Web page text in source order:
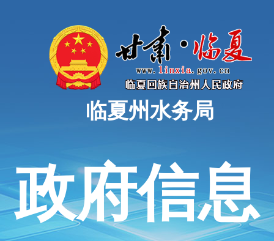
临夏州水务局
政府信息